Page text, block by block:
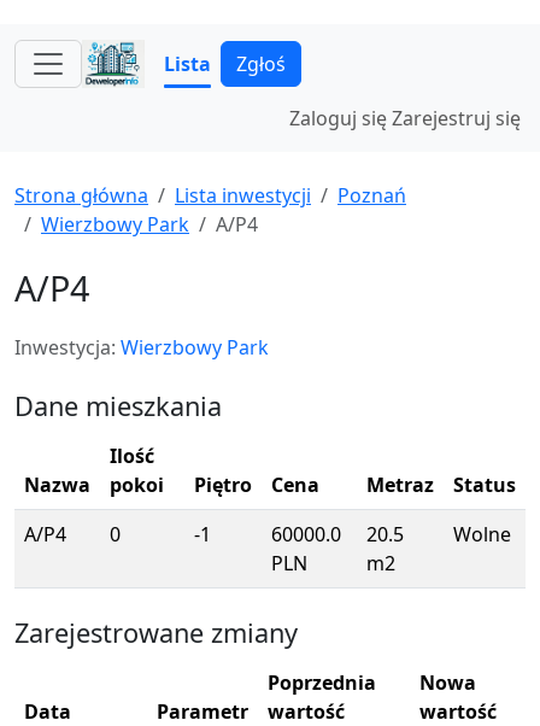
Lista Zgłoś
Zaloguj sięZarejestruj się
Strona główna Lista inwestycji
Poznań
Wierzbowy Park
A/P4
A/P4
Inwestycja: Wierzbowy Park
Dane mieszkania
Nazwa
Ilość
pokoi
Piętro Cena Metraz
Status
A/P4
0 -1
60000.0
PLN
20.5
m2
Wolne
Zarejestrowane zmiany
Data Parametr
Poprzednia
wartość
Nowa
wartość